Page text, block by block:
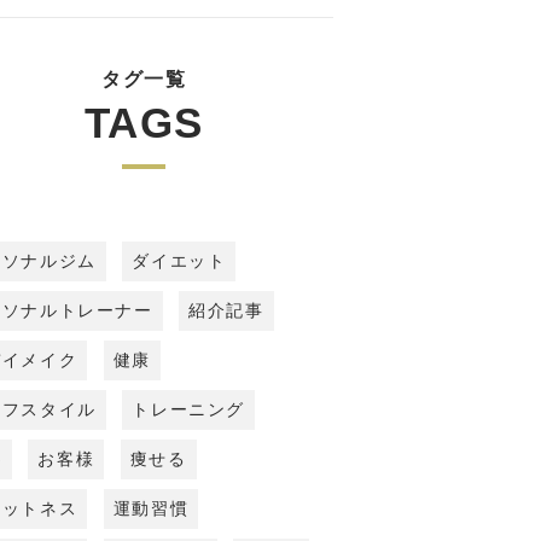
タグ一覧
TAGS
ナルジム ダイエット
ナルトレーナー 紹介記事
メイク 健康
スタイル トレーニング
お客様 痩せる
トネス 運動習慣